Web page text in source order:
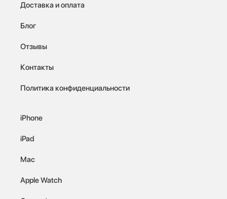
Доставка и оплата
Блог
Отзывы
Контакты
Политика конфиденциальности
iPhone
iPad
Mac
Apple Watch